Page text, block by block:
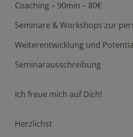
Coaching – 90min – 80€
Seminare & Workshops zur
Weiterentwicklung und
Seminarausschreibung
Ich freue mich auf Dich!
Herzlichst